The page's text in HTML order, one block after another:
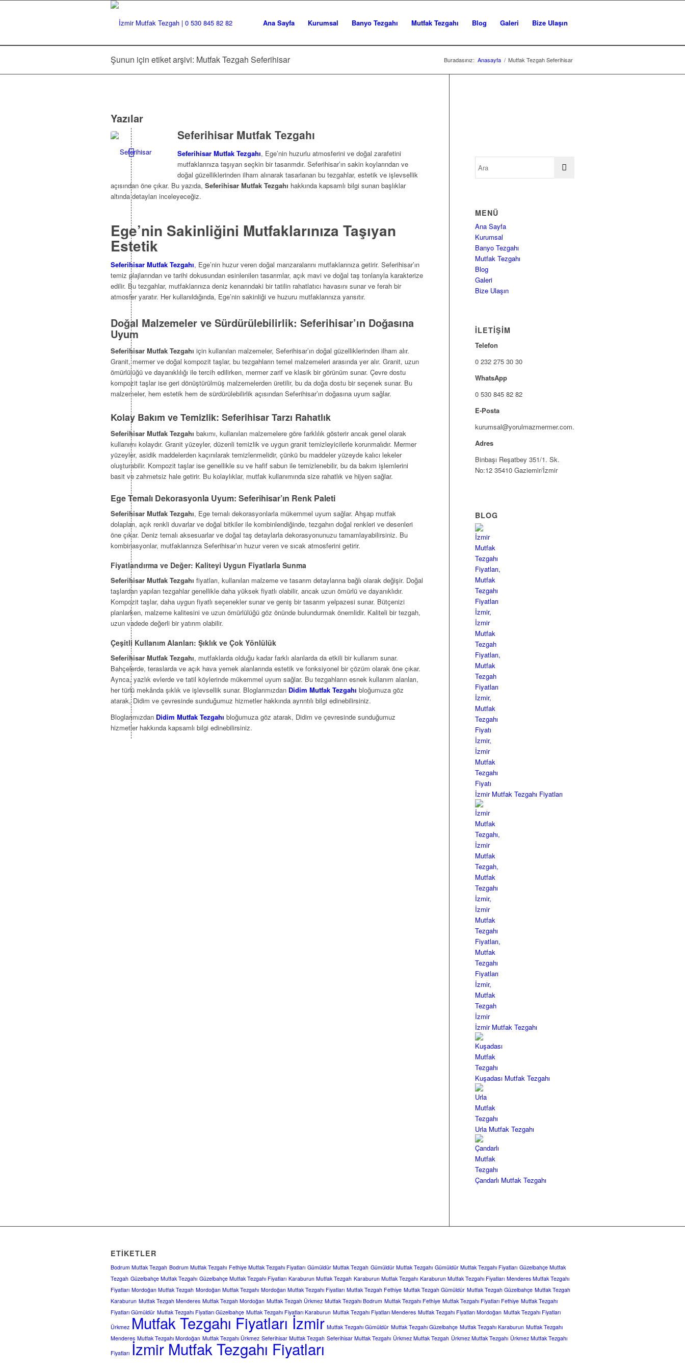
Ana Sayfa Kurumsal Banyo Tezgahı Mutfak Tezgahı Blog Galeri Bize Ulaşın
Şunun için etiket arşivi: Mutfak Tezgah Seferihisar Buradasınız: Anasayfa / Mutfak Tezgah Seferihisar
Yazılar
Seferihisar Mutfak Tezgahı
Seferihisar Mutfak Tezgahı, Ege’nin huzurlu atmosferini ve doğal zarafetini
mutfaklarınıza taşıyan seçkin bir tasarımdır. Seferihisar’ın sakin koylarından ve
doğal güzelliklerinden ilham alınarak tasarlanan bu tezgahlar, estetik ve işlevsellik
açısından öne çıkar. Bu yazıda, Seferihisar Mutfak Tezgahı hakkında kapsamlı bilgi sunan başlıklar
altında detayları inceleyeceğiz.
Ege’nin Sakinliğini Mutfaklarınıza Taşıyan
Estetik
Seferihisar Mutfak Tezgahı, Ege’nin huzur veren doğal manzaralarını mutfaklarınıza getirir. Seferihisar’ın
temiz plajlarından ve tarihi dokusundan esinlenilen tasarımlar, açık mavi ve doğal taş tonlarıyla karakterize
edilir. Bu tezgahlar, mutfaklarınıza deniz kenarındaki bir tatilin rahatlatıcı havasını sunar ve ferah bir
atmosfer yaratır. Her kullanıldığında, Ege’nin sakinliği ve huzuru mutfaklarınıza yansıtır.
Doğal Malzemeler ve Sürdürülebilirlik: Seferihisar’ın Doğasına
Uyum
Seferihisar Mutfak Tezgahı için kullanılan malzemeler, Seferihisar’ın doğal güzelliklerinden ilham alır.
Granit, mermer ve doğal kompozit taşlar, bu tezgahların temel malzemeleri arasında yer alır. Granit, uzun
ömürlülüğü ve dayanıklılığı ile tercih edilirken, mermer zarif ve klasik bir görünüm sunar. Çevre dostu
kompozit taşlar ise geri dönüştürülmüş malzemelerden üretilir, bu da doğa dostu bir seçenek sunar. Bu
malzemeler, hem estetik hem de sürdürülebilirlik açısından Seferihisar’ın doğasına uyum sağlar.
Kolay Bakım ve Temizlik: Seferihisar Tarzı Rahatlık
Seferihisar Mutfak Tezgahı bakımı, kullanılan malzemelere göre farklılık gösterir ancak genel olarak
kullanımı kolaydır. Granit yüzeyler, düzenli temizlik ve uygun granit temizleyicilerle korunmalıdır. Mermer
yüzeyler, asidik maddelerden kaçınılarak temizlenmelidir, çünkü bu maddeler yüzeyde kalıcı lekeler
oluşturabilir. Kompozit taşlar ise genellikle su ve hafif sabun ile temizlenebilir, bu da bakım işlemlerini
basit ve zahmetsiz hale getirir. Bu kolaylıklar, mutfak kullanımında size rahatlık ve hijyen sağlar.
Ege Temalı Dekorasyonla Uyum: Seferihisar’ın Renk Paleti
Seferihisar Mutfak Tezgahı, Ege temalı dekorasyonlarla mükemmel uyum sağlar. Ahşap mutfak
dolapları, açık renkli duvarlar ve doğal bitkiler ile kombinlendiğinde, tezgahın doğal renkleri ve desenleri
öne çıkar. Deniz temalı aksesuarlar ve doğal taş detaylarla dekorasyonunuzu tamamlayabilirsiniz. Bu
kombinasyonlar, mutfaklarınıza Seferihisar’ın huzur veren ve sıcak atmosferini getirir.
Fiyatlandırma ve Değer: Kaliteyi Uygun Fiyatlarla Sunma
Seferihisar Mutfak Tezgahı fiyatları, kullanılan malzeme ve tasarım detaylarına bağlı olarak değişir. Doğal
taşlardan yapılan tezgahlar genellikle daha yüksek fiyatlı olabilir, ancak uzun ömürlü ve dayanıklıdır.
Kompozit taşlar, daha uygun fiyatlı seçenekler sunar ve geniş bir tasarım yelpazesi sunar. Bütçenizi
planlarken, malzeme kalitesini ve uzun ömürlülüğü göz önünde bulundurmak önemlidir. Kaliteli bir tezgah,
uzun vadede değerli bir yatırım olabilir.
Çeşitli Kullanım Alanları: Şıklık ve Çok Yönlülük
Seferihisar Mutfak Tezgahı, mutfaklarda olduğu kadar farklı alanlarda da etkili bir kullanım sunar.
Bahçelerde, teraslarda ve açık hava yemek alanlarında estetik ve fonksiyonel bir çözüm olarak öne çıkar.
Ayrıca, yazlık evlerde ve tatil köylerinde mükemmel uyum sağlar. Bu tezgahların esnek kullanım alanları,
her türlü mekânda şıklık ve işlevsellik sunar. Bloglarımızdan Didim Mutfak Tezgahı bloğumuza göz
atarak, Didim ve çevresinde sunduğumuz hizmetler hakkında ayrıntılı bilgi edinebilirsiniz.
Bloglarımızdan Didim Mutfak Tezgahı bloğumuza göz atarak, Didim ve çevresinde sunduğumuz
hizmetler hakkında kapsamlı bilgi edinebilirsiniz.
MENÜ
Ana Sayfa
Kurumsal
Banyo Tezgahı
Mutfak Tezgahı
Blog
Galeri
Bize Ulaşın
İLETIŞIM
Telefon
0 232 275 30 30
WhatsApp
0 530 845 82 82
E-Posta
kurumsal@yorulmazmermer.com.tr
Adres
Binbaşı Reşatbey 351/1. Sk.
No:12 35410 Gaziemir/İzmir
BLOG
İzmir Mutfak Tezgahı Fiyatları
İzmir Mutfak Tezgahı
Kuşadası Mutfak Tezgahı
Urla Mutfak Tezgahı
Çandarlı Mutfak Tezgahı
ETIKETLER
Bodrum Mutfak Tezgah Bodrum Mutfak Tezgahı Fethiye Mutfak Tezgahı Fiyatları Gümüldür Mutfak Tezgah Gümüldür Mutfak Tezgahı Gümüldür Mutfak Tezgahı Fiyatları Güzelbahçe Mutfak
Tezgah Güzelbahçe Mutfak Tezgahı Güzelbahçe Mutfak Tezgahı Fiyatları Karaburun Mutfak Tezgah Karaburun Mutfak Tezgahı Karaburun Mutfak Tezgahı Fiyatları Menderes Mutfak Tezgahı
Fiyatları Mordoğan Mutfak Tezgah Mordoğan Mutfak Tezgahı Mordoğan Mutfak Tezgahı Fiyatları Mutfak Tezgah Fethiye Mutfak Tezgah Gümüldür Mutfak Tezgah Güzelbahçe Mutfak Tezgah
Karaburun Mutfak Tezgah Menderes Mutfak Tezgah Mordoğan Mutfak Tezgah Ürkmez Mutfak Tezgahı Bodrum Mutfak Tezgahı Fethiye Mutfak Tezgahı Fiyatları Fethiye Mutfak Tezgahı
Fiyatları Gümüldür Mutfak Tezgahı Fiyatları Güzelbahçe Mutfak Tezgahı Fiyatları Karaburun Mutfak Tezgahı Fiyatları Menderes Mutfak Tezgahı Fiyatları Mordoğan Mutfak Tezgahı Fiyatları
Ürkmez Mutfak Tezgahı Fiyatları İzmir Mutfak Tezgahı Gümüldür Mutfak Tezgahı Güzelbahçe Mutfak Tezgahı Karaburun Mutfak Tezgahı
Menderes Mutfak Tezgahı Mordoğan Mutfak Tezgahı Ürkmez Seferihisar Mutfak Tezgah Seferihisar Mutfak Tezgahı Ürkmez Mutfak Tezgah Ürkmez Mutfak Tezgahı Ürkmez Mutfak Tezgahı
Fiyatları İzmir Mutfak Tezgahı Fiyatları